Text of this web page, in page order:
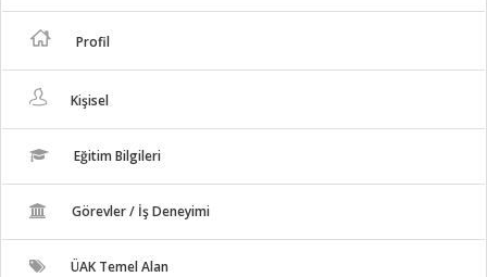
Profil
Kişisel
Eğitim Bilgileri
Görevler / İş Deneyimi
ÜAK Temel Alan